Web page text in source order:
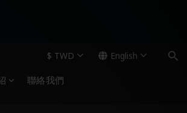
聯絡我們
$ TWD English